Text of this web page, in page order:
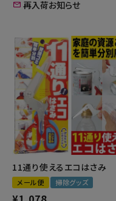
再入荷お知らせ
11通り使えるエコはさみ
メール便 掃除グッズ